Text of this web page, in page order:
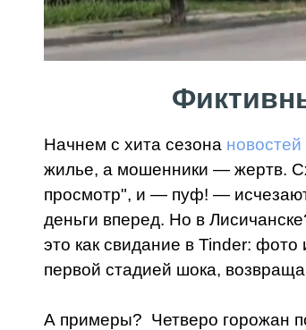
Начнем с хита сезона новостей
жилье, а мошенники — жертв.
просмотр", и — пуф! —
деньги вперед. Но в
это как свидание в Tinder:
первой стадией шока,
А примеры? Четверо горожан